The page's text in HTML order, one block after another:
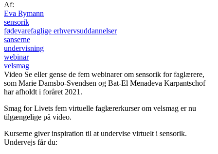
Af:
Eva Rymann
sensorik
fødevarefaglige erhvervsuddannelser
sanserne
undervisning
webinar
velsmag
Video Se eller gense de fem webinarer om sensorik for faglærere,
som Marie Damsbo-Svendsen og Bat-El Menadeva Karpantschof
har afholdt i foråret 2021.
Smag for Livets fem virtuelle faglærerkurser om velsmag er nu
tilgængelige på video.
Kurserne giver inspiration til at undervise virtuelt i sensorik.
Undervejs får du: